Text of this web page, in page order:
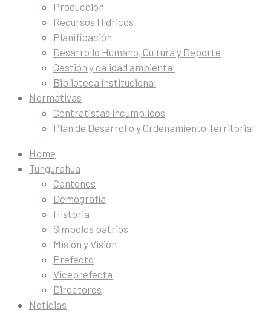
Producción
Recursos Hídricos
Planificación
Desarrollo Humano, Cultura y Deporte
Gestión y calidad ambiental
Biblioteca institucional
Normativas
Contratistas incumplidos
Plan de Desarrollo y Ordenamiento Territorial
Home
Tungurahua
Cantones
Demografía
Historia
Símbolos patrios
Misión y Visión
Prefecto
Viceprefecta
Directores
Noticias